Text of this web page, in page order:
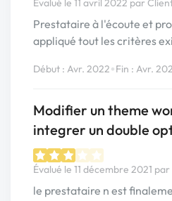
Évalué le 11 avril 2022 par
Prestataire à l'écoute et
appliqué tout les critères
Début : Avr. 2022•Fin : Avr.
Modifier un theme
integrer un double
Évalué le 11 décembre 2021
le prestataire n est